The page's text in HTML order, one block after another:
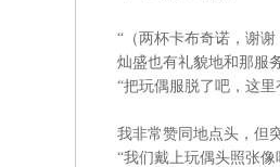
“（两杯卡布奇诺，谢谢
灿盛也有礼貌地和那服务
“把玩偶服脱了吧，这里
我非常赞同地点头，但
“我们戴上玩偶头照张像